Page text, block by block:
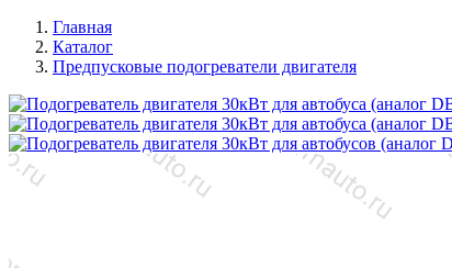
Главная
Каталог
Предпусковые подогреватели двигателя